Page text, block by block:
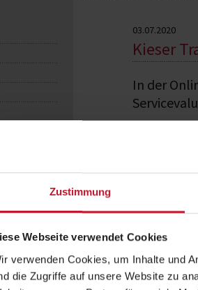
Zustimmung
Webseite verwendet Cookies
verwenden Cookies, um Inhalte und
die Zugriffe auf unsere Website zu
03.07.2020
Kieser
In der
Aufstiegskongress